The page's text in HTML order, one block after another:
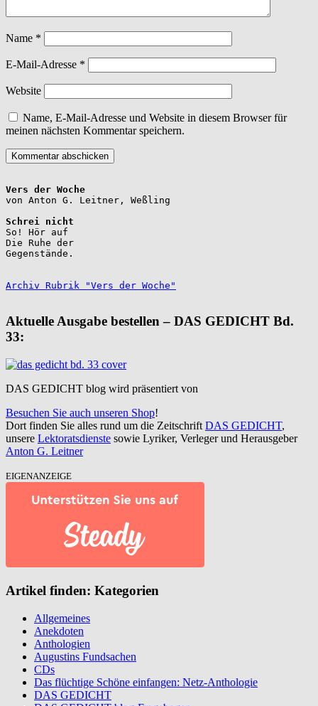
Name *
E-Mail-Adresse *
Website
Name, E-Mail-Adresse und Website in diesem Browser für
meinen nächsten Kommentar speichern.
Vers der Woche
Schrei nicht
So! Hör auf
Die Ruhe der
Gegenstände.
Archiv Rubrik "Vers der Woche"
Aktuelle Ausgabe bestellen – DAS GEDICHT Bd.
33:
DAS GEDICHT blog wird präsentiert von
Besuchen Sie auch unseren Shop!
Dort finden Sie alles rund um die Zeitschrift DAS GEDICHT,
unsere Lektoratsdienste sowie Lyriker, Verleger und Herausgeber
Anton G. Leitner
EIGENANZEIGE
Artikel finden: Kategorien
Allgemeines
Anekdoten
Anthologien
Augustins Fundsachen
CDs
Das flüchtige Schöne einfangen: Netz-Anthologie
DAS GEDICHT